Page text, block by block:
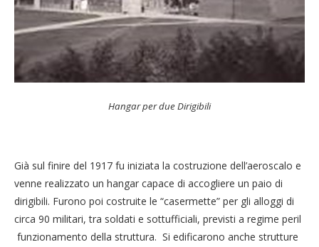
Hangar per due Dirigibili
Già sul finire del 1917 fu iniziata la costruzione dell’aeroscalo e
venne realizzato un hangar capace di accogliere un paio di
dirigibili. Furono poi costruite le “casermette” per gli alloggi di
circa 90 militari, tra soldati e sottufficiali, previsti a regime peril
funzionamento della struttura. Si edificarono anche strutture